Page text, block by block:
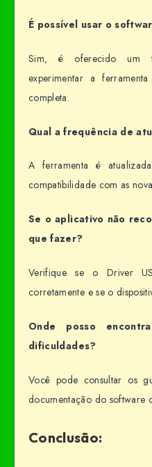
É possível usar o
Sim, é oferecido um
experimentar a
completa.
Qual a frequência de
A ferramenta é
compatibilidade com as
Se o aplicativo não
que fazer?
Verifique se o Driver
corretamente e se o
Onde posso
dificuldades?
Você pode consultar os
documentação do software
Conclusão: